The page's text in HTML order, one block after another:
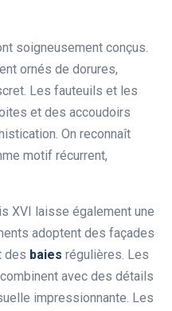
soigneusement conçus.
ornés de dorures,
Les fauteuils et les
et des accoudoirs
On reconnaît
motif récurrent,
XVI laisse également une
adoptent des façades
des baies régulières. Les
avec des détails
impressionnante. Les